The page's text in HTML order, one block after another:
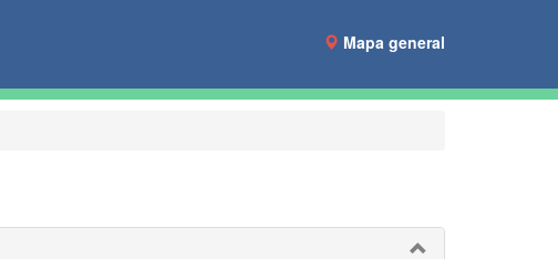
Mapa general